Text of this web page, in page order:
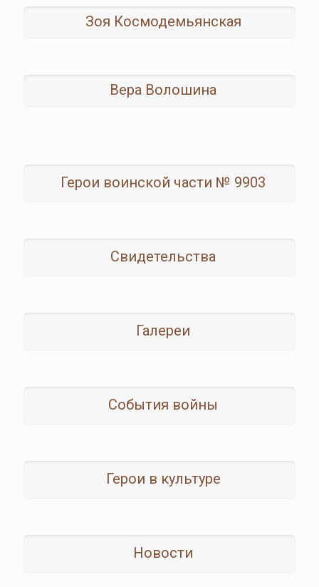
Зоя Космодемьянская
Вера Волошина
Герои воинской части № 9903
Свидетельства
Галереи
События войны
Герои в культуре
Новости